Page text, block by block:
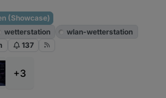
(Showcase)
wetterstation
wlan-wetterstation
137
+3